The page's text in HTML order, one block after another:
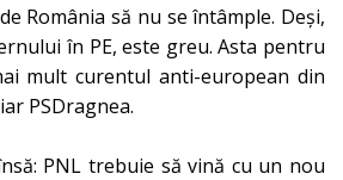
România să nu se întâmple. Deși,
în PE, este greu. Asta pentru
mult curentul anti-european din
PSDragnea.
PNL trebuie să vină cu un nou